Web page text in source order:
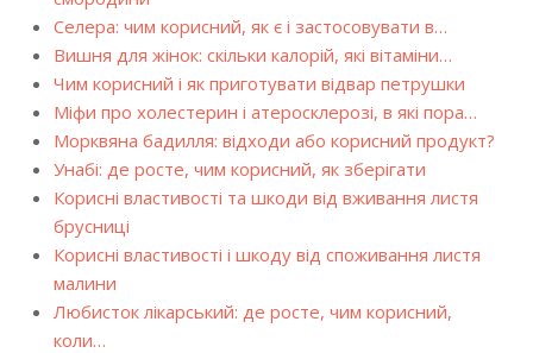
Селера: чим корисний, як є і застосовувати в…
Вишня для жінок: скільки калорій, які вітаміни…
Чим корисний і як приготувати відвар петрушки
Міфи про холестерин і атеросклерозі, в які пора…
Морквяна бадилля: відходи або корисний продукт?
Унабі: де росте, чим корисний, як зберігати
Корисні властивості та шкоди від вживання листя
брусниці
Корисні властивості і шкоду від споживання листя
малини
Любисток лікарський: де росте, чим корисний,
коли…